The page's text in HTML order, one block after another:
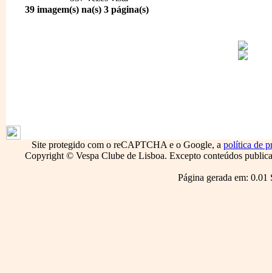
39 imagem(s) na(s) 3 página(s)
Site protegido com o reCAPTCHA e o Google, a política de
Copyright © Vespa Clube de Lisboa. Excepto conteúdos
Página gerada em: 0.01